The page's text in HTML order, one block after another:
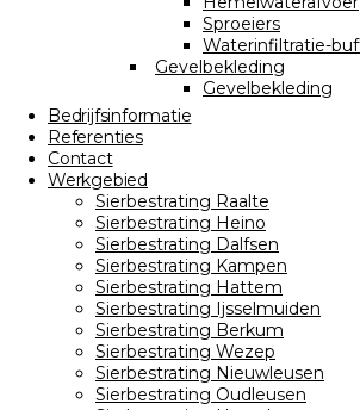
Sproeiers
Waterinfiltratie-
Gevelbekleding
Gevelbekleding
Bedrijfsinformatie
Referenties
Contact
Werkgebied
Sierbestrating Raalte
Sierbestrating Heino
Sierbestrating Dalfsen
Sierbestrating Kampen
Sierbestrating Hattem
Sierbestrating Ijsselmuiden
Sierbestrating Berkum
Sierbestrating Wezep
Sierbestrating Nieuwleusen
Sierbestrating Oudleusen